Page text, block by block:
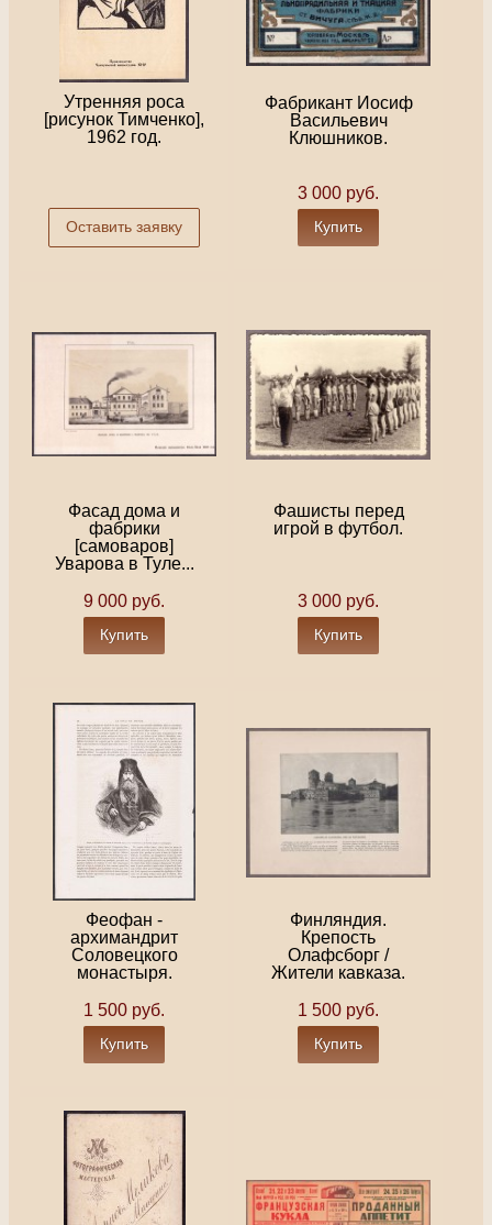
Утренняя роса
[рисунок Тимченко],
1962 год.
Оставить заявку
Фабрикант Иосиф
Васильевич
Клюшников.
3 000 руб.
Купить
Фасад дома и
фабрики
[самоваров]
Уварова в Туле...
9 000 руб.
Купить
Фашисты перед
игрой в футбол.
3 000 руб.
Купить
Феофан -
архимандрит
Соловецкого
монастыря.
1 500 руб.
Купить
Финляндия.
Крепость
Олафсборг /
Жители кавказа.
1 500 руб.
Купить